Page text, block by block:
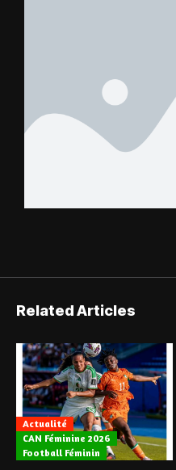
Related Articles
Actualité
CAN Féminine 2026
Football Féminin